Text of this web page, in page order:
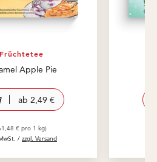
Früchtetee
Apple Pie
view product
ab 2,49 €
€ pro 1 kg)
/ zzgl. Versand